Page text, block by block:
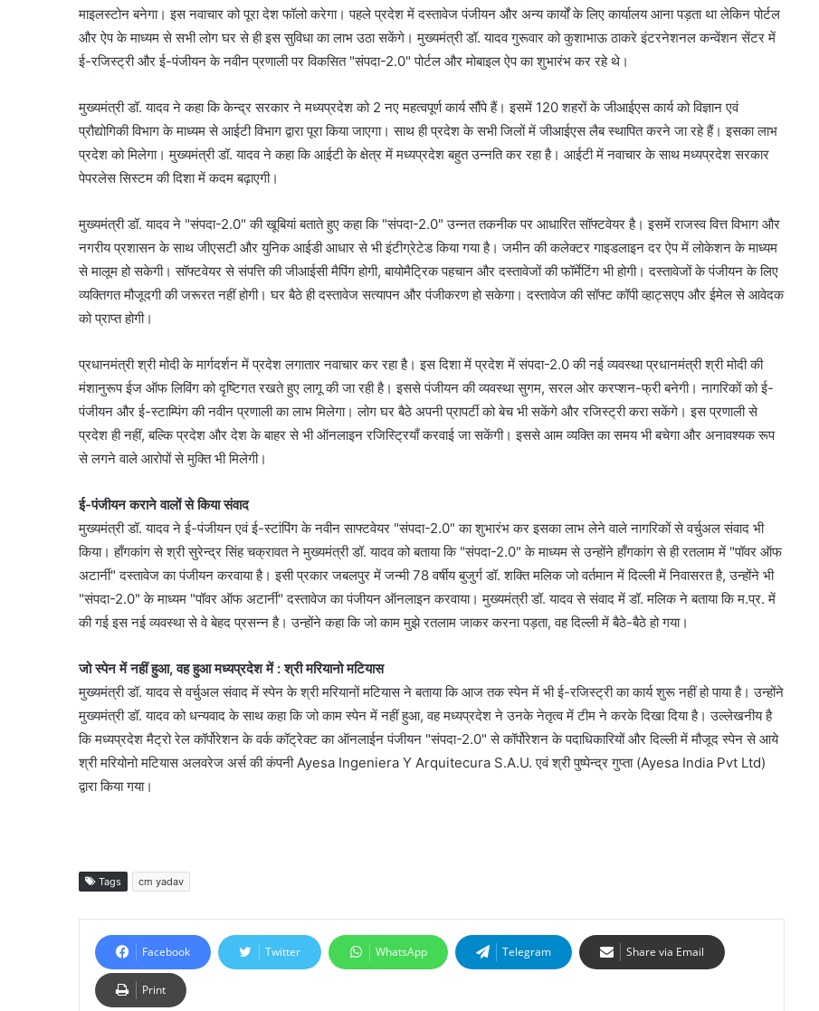
माइलस्टोन बनेगा। इस नवाचार को पूरा देश फॉलो करेगा। पहले प्रदेश में दस्तावेज पंजीयन और अन्य कार्यों के लिए कार्यालय आना पड़ता था लेकिन पोर्टल
और ऐप के माध्यम से सभी लोग घर से ही इस सुविधा का लाभ उठा सकेंगे। मुख्यमंत्री डॉ. यादव गुरूवार को कुशाभाऊ ठाकरे इंटरनेशनल कन्वेंशन सेंटर में
ई-रजिस्ट्री और ई-पंजीयन के नवीन प्रणाली पर विकसित "संपदा-2.0" पोर्टल और मोबाइल ऐप का शुभारंभ कर रहे थे।
मुख्यमंत्री डॉ. यादव ने कहा कि केन्द्र सरकार ने मध्यप्रदेश को 2 नए महत्वपूर्ण कार्य सौंपे हैं। इसमें 120 शहरों के जीआईएस कार्य को विज्ञान एवं
प्रौद्योगिकी विभाग के माध्यम से आईटी विभाग द्वारा पूरा किया जाएगा। साथ ही प्रदेश के सभी जिलों में जीआईएस लैब स्थापित करने जा रहे हैं। इसका लाभ
प्रदेश को मिलेगा। मुख्यमंत्री डॉ. यादव ने कहा कि आईटी के क्षेत्र में मध्यप्रदेश बहुत उन्नति कर रहा है। आईटी में नवाचार के साथ मध्यप्रदेश सरकार
पेपरलेस सिस्टम की दिशा में कदम बढ़ाएगी।
मुख्यमंत्री डॉ. यादव ने "संपदा-2.0" की खूबियां बताते हुए कहा कि "संपदा-2.0" उन्नत तकनीक पर आधारित सॉफ्टवेयर है। इसमें राजस्व वित्त विभाग और
नगरीय प्रशासन के साथ जीएसटी और युनिक आईडी आधार से भी इंटीग्रेटेड किया गया है। जमीन की कलेक्टर गाइडलाइन दर ऐप में लोकेशन के माध्यम
से मालूम हो सकेगी। सॉफ्टवेयर से संपत्ति की जीआईसी मैपिंग होगी, बायोमैट्रिक पहचान और दस्तावेजों की फॉर्मेटिंग भी होगी। दस्तावेजों के पंजीयन के लिए
व्यक्तिगत मौजूदगी की जरूरत नहीं होगी। घर बैठे ही दस्तावेज सत्यापन और पंजीकरण हो सकेगा। दस्तावेज की सॉफ्ट कॉपी व्हाट्सएप और ईमेल से आवेदक
को प्राप्त होगी।
प्रधानमंत्री श्री मोदी के मार्गदर्शन में प्रदेश लगातार नवाचार कर रहा है। इस दिशा में प्रदेश में संपदा-2.0 की नई व्यवस्था प्रधानमंत्री श्री मोदी की
मंशानुरूप ईज ऑफ लिविंग को दृष्टिगत रखते हुए लागू की जा रही है। इससे पंजीयन की व्यवस्था सुगम, सरल ओर करप्शन-फ्री बनेगी। नागरिकों को ई-
पंजीयन और ई-स्टाम्पिंग की नवीन प्रणाली का लाभ मिलेगा। लोग घर बैठे अपनी प्रापर्टी को बेच भी सकेंगे और रजिस्ट्री करा सकेंगे। इस प्रणाली से
प्रदेश ही नहीं, बल्कि प्रदेश और देश के बाहर से भी ऑनलाइन रजिस्ट्रियाँ करवाई जा सकेंगी। इससे आम व्यक्ति का समय भी बचेगा और अनावश्यक रूप
से लगने वाले आरोपों से मुक्ति भी मिलेगी।
ई-पंजीयन कराने वालों से किया संवाद
मुख्यमंत्री डॉ. यादव ने ई-पंजीयन एवं ई-स्टांपिंग के नवीन साफ्टवेयर "संपदा-2.0" का शुभारंभ कर इसका लाभ लेने वाले नागरिकों से वर्चुअल संवाद भी
किया। हाँगकांग से श्री सुरेन्द्र सिंह चक्रावत ने मुख्यमंत्री डॉ. यादव को बताया कि "संपदा-2.0" के माध्यम से उन्होंने हाँगकांग से ही रतलाम में "पॉवर ऑफ
अटार्नी" दस्तावेज का पंजीयन करवाया है। इसी प्रकार जबलपुर में जन्मी 78 वर्षीय बुजुर्ग डॉ. शक्ति मलिक जो वर्तमान में दिल्ली में निवासरत है, उन्होंने भी
"संपदा-2.0" के माध्यम "पॉवर ऑफ अटार्नी" दस्तावेज का पंजीयन ऑनलाइन करवाया। मुख्यमंत्री डॉ. यादव से संवाद में डॉ. मलिक ने बताया कि म.प्र. में
की गई इस नई व्यवस्था से वे बेहद प्रसन्न है। उन्होंने कहा कि जो काम मुझे रतलाम जाकर करना पड़ता, वह दिल्ली में बैठे-बैठे हो गया।
जो स्पेन में नहीं हुआ, वह हुआ मध्यप्रदेश में : श्री मरियानो मटियास
मुख्यमंत्री डॉ. यादव से वर्चुअल संवाद में स्पेन के श्री मरियानों मटियास ने बताया कि आज तक स्पेन में भी ई-रजिस्ट्री का कार्य शुरू नहीं हो पाया है। उन्होंने
मुख्यमंत्री डॉ. यादव को धन्यवाद के साथ कहा कि जो काम स्पेन में नहीं हुआ, वह मध्यप्रदेश ने उनके नेतृत्व में टीम ने करके दिखा दिया है। उल्लेखनीय है
कि मध्यप्रदेश मैट्रो रेल कॉर्पोरेशन के वर्क कॉट्रेक्ट का ऑनलाईन पंजीयन "संपदा-2.0" से कॉर्पोरेशन के पदाधिकारियों और दिल्ली में मौजूद स्पेन से आये
श्री मरियोनो मटियास अलवरेज अर्स की कंपनी Ayesa Ingeniera Y Arquitecura S.A.U. एवं श्री पुष्पेन्द्र गुप्ता (Ayesa India Pvt Ltd)
द्वारा किया गया।
Tags cm yadav
Facebook Twitter WhatsApp Telegram Share via Email
Print